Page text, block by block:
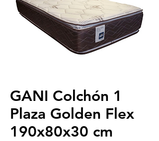
GANI Colchón 1
Plaza Golden Flex
190x80x30 cm